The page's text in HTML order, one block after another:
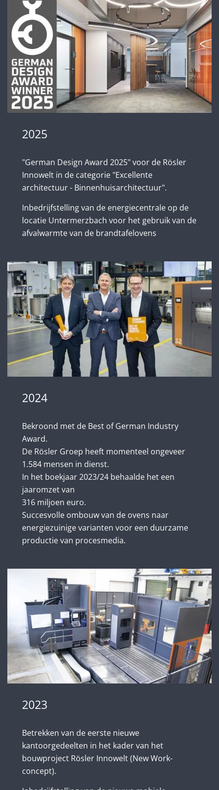
2025
"German Design Award 2025" voor de Rösler
Innowelt in de categorie "Excellente
architectuur - Binnenhuisarchitectuur".
Inbedrijfstelling van de energiecentrale op de
locatie Untermerzbach voor het gebruik van de
afvalwarmte van de brandtafelovens
2024
Bekroond met de Best of German Industry
Award.
De Rösler Groep heeft momenteel ongeveer
1.584 mensen in dienst.
In het boekjaar 2023/24 behaalde het een
jaaromzet van
316 miljoen euro.
Succesvolle ombouw van de ovens naar
energiezuinige varianten voor een duurzame
productie van procesmedia.
2023
Betrekken van de eerste nieuwe
kantoorgedeelten in het kader van het
bouwproject Rösler Innowelt (New Work-
concept).